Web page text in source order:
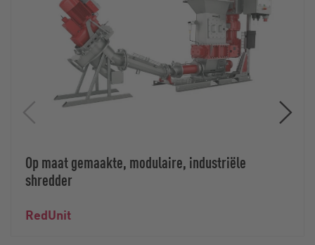
Op maat gemaakte, modulaire, industriële
shredder
RedUnit